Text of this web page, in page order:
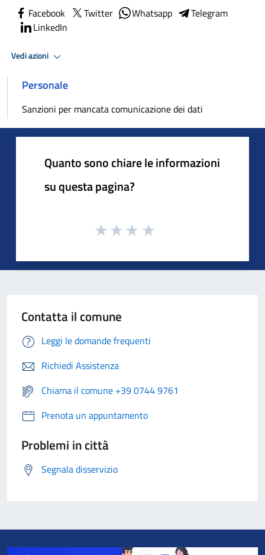
Facebook Twitter Whatsapp
Telegram
LinkedIn
Vedi azioni
Personale
Sanzioni per mancata comunicazione dei dati
Quanto sono chiare le informazioni
su questa pagina?
Contatta il comune
Leggi le domande frequenti
Richiedi Assistenza
Chiama il comune +39 0744 9761
Prenota un appuntamento
Problemi in città
Segnala disservizio